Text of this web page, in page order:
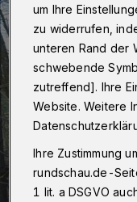
um Ihre
zu widerrufen,
unteren Rand der
schwebende
zutreffend]. Ihre
Website. Weitere
Ihre Zustimmung
rundschau.de-
1 lit. a DSGVO